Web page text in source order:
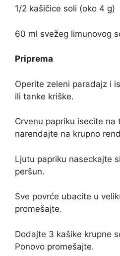
1/2 kašičice soli (oko 4 g)
60 ml svežeg limunovog
Priprema
Operite zeleni paradajz i
ili tanke kriške.
Crvenu papriku isecite na
narendajte na krupno
Ljutu papriku naseckajte
peršun.
Sve povrće ubacite u
promešajte.
Dodajte 3 kašike krupne
Ponovo promešajte.